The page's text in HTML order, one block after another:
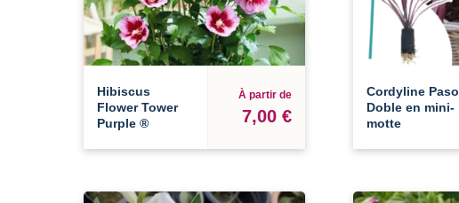
Hibiscus
Flower Tower
Purple ®
À partir de
7,00 €
Cordyline Paso
Doble en mini-
motte